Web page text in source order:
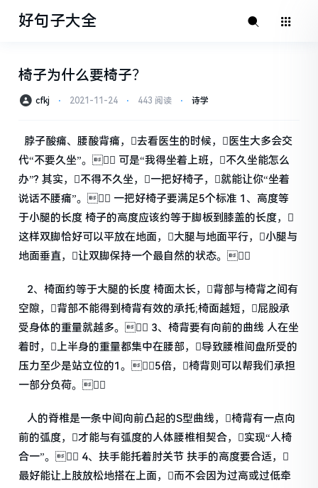
好句子大全
椅子为什么要椅子？
cfkj ⋅ 2021-11-24 ⋅ 443 阅读 ⋅ 诗学
脖子酸痛、腰酸背痛，去看医生的时候，医生大多会交
代“不要久坐”。 可是“我得坐着上班，不久坐能怎么
办”? 其实，不得不久坐，一把好椅子，就能让你“坐着
说话不腰痛”。 一把好椅子要满足5个标准 1、高度等
于小腿的长度 椅子的高度应该约等于脚板到膝盖的长度，
这样双脚恰好可以平放在地面，大腿与地面平行，小腿与
地面垂直，让双脚保持一个最自然的状态。
2、椅面约等于大腿的长度 椅面太长，背部与椅背之间有
空隙，背部不能得到椅背有效的承托;椅面越短，屁股承
受身体的重量就越多。 3、椅背要有向前的曲线 人在坐
着时，上半身的重量都集中在腰部，导致腰椎间盘所受的
压力至少是站立位的1。5倍，椅背则可以帮我们承担
一部分负荷。
人的脊椎是一条中间向前凸起的S型曲线，椅背有一点向
前的弧度，才能与有弧度的人体腰椎相契合，实现“人椅
合一”。 4、扶手能托着肘关节 扶手的高度要合适，
最好能让上肢放松地搭在上面，而不会因为过高或过低牵